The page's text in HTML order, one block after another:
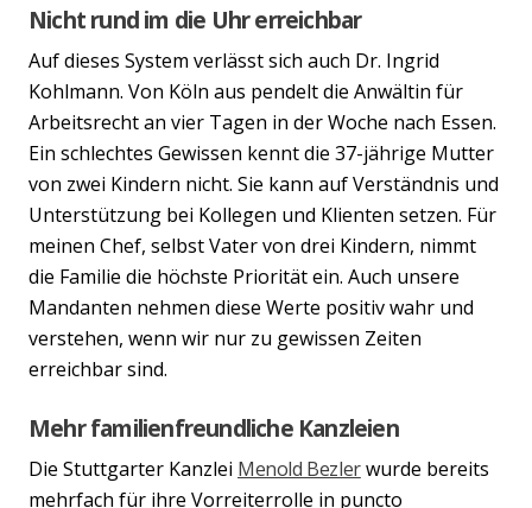
Nicht rund im die Uhr erreichbar
Auf dieses System verlässt sich auch Dr. Ingrid
Kohlmann. Von Köln aus pendelt die Anwältin für
Arbeitsrecht an vier Tagen in der Woche nach Essen.
Ein schlechtes Gewissen kennt die 37-jährige Mutter
von zwei Kindern nicht. Sie kann auf Verständnis und
Unterstützung bei Kollegen und Klienten setzen. Für
meinen Chef, selbst Vater von drei Kindern, nimmt
die Familie die höchste Priorität ein. Auch unsere
Mandanten nehmen diese Werte positiv wahr und
verstehen, wenn wir nur zu gewissen Zeiten
erreichbar sind.
Mehr familienfreundliche Kanzleien
Die Stuttgarter Kanzlei Menold Bezlerwurde bereits
mehrfach für ihre Vorreiterrolle in puncto